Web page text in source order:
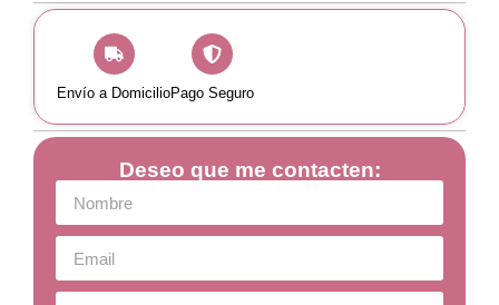
Envío a DomicilioPago Seguro
Deseo que me contacten: